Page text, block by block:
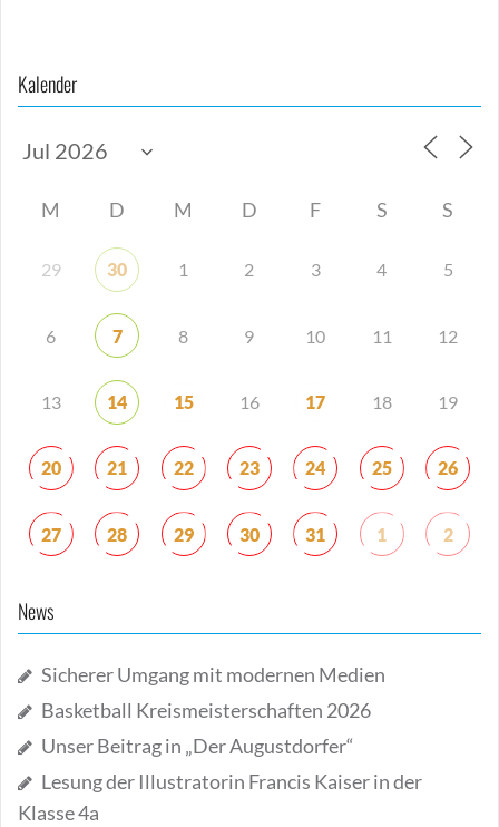
Kalender
M D M D F S S
29 30 1 2 3 4 5
6 7 8 9 10 11 12
13 14 15 16 17 18 19
20 21 22 23 24 25 26
27 28 29 30 31 1 2
News
Sicherer Umgang mit modernen Medien
Basketball Kreismeisterschaften 2026
Unser Beitrag in „Der Augustdorfer“
Lesung der Illustratorin Francis Kaiser in der
Klasse 4a